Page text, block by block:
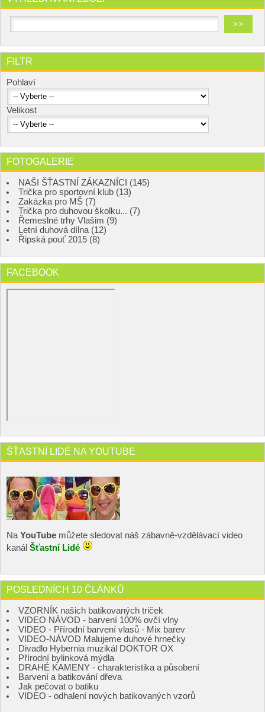
FILTR
Pohlaví
Velikost
FOTOGALERIE
NAŠI ŠŤASTNÍ ZÁKAZNÍCI (145)
Trička pro sportovní klub (13)
Zakázka pro MŠ (7)
Trička pro duhovou školku... (7)
Řemeslné trhy Vlašim (9)
Letní duhová dílna (12)
Řipská pouť 2015 (8)
FACEBOOK
ŠŤASTNÍ LIDÉ NA YOUTUBE
Na YouTube můžete sledovat náš zábavně-vzdělávací video
kanál Šťastní Lidé
POSLEDNÍCH 10 ČLÁNKŮ
VZORNÍK našich batikovaných triček
VIDEO NÁVOD - barvení 100% ovčí vlny
VIDEO - Přírodní barvení vlasů - Mix barev
VIDEO-NÁVOD Malujeme duhové hrnečky
Divadlo Hybernia muzikál DOKTOR OX
Přírodní bylinková mýdla
DRAHÉ KAMENY - charakteristika a působení
Barvení a batikování dřeva
Jak pečovat o batiku
VIDEO - odhalení nových batikovaných vzorů